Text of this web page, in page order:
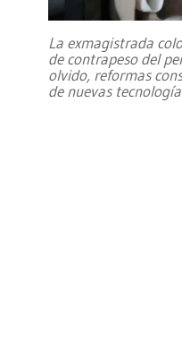
La exmagistrada
de contrapeso del
olvido, reformas
de nuevas